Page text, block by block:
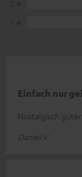
Einfach nur
Nostalgisch guter
Daniel V.